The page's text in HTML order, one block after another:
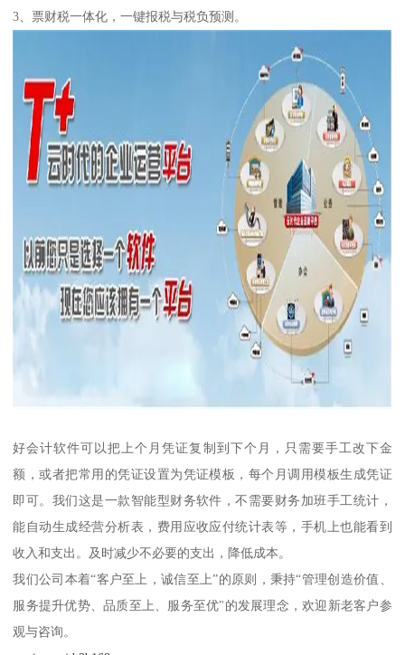
3、票财税一体化，一键报税与税负预测。
好会计软件可以把上个月凭证复制到下个月，只需要手工改下金
额，或者把常用的凭证设置为凭证模板，每个月调用模板生成凭证
即可。我们这是一款智能型财务软件，不需要财务加班手工统计，
能自动生成经营分析表，费用应收应付统计表等，手机上也能看到
收入和支出。及时减少不必要的支出，降低成本。
我们公司本着“客户至上，诚信至上”的原则，秉持“管理创造价值、
服务提升优势、品质至上、服务至优"的发展理念，欢迎新老客户参
观与咨询。